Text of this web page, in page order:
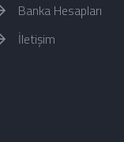
Banka Hesapları
İletişim